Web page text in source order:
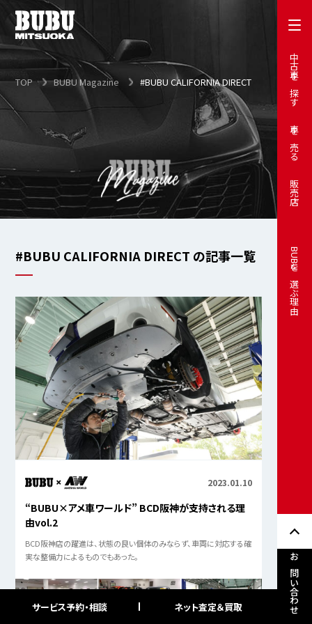
中古車を探す
車を売る
販売店
BUBUを選ぶ理由
お問い合わせ
TOP BUBU Magazine #BUBU CALIFORNIA DIRECT
#BUBU CALIFORNIA DIRECT の記事一覧
2023.01.10
“BUBU×アメ車ワールド” BCD阪神が支持される理
由vol.2
BCD阪神店の躍進は、状態の良い個体のみならず、車両に対応する確
実な整備力によるものでもあった。
サービス予約・相談 ネット査定＆買取